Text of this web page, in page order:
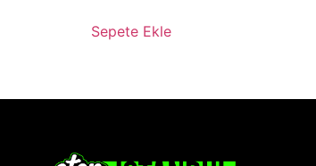
Sepete Ekle